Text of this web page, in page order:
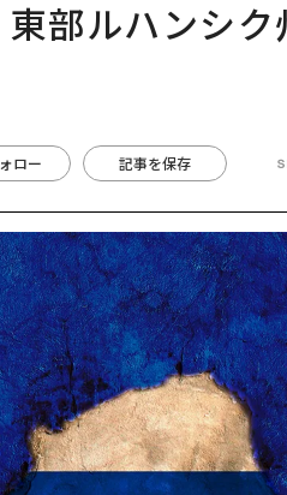
部ルハンシク
ロー 記事を保存